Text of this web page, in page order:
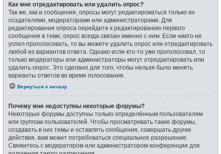
Как мне отредактировать или удалить опрос?
Так же, как и сообщения, опросы могут редактироваться только их
создателями, модераторами или администраторами. Для
редактирования опроса перейдите к редактированию первого
сообщения в теме; опрос всегда связан именно с ним. Если никто не
успел проголосовать, то вы можете удалить опрос или отредактировать
любой из вариантов ответа. Однако если кто-то уже проголосовал, то
только модераторы или администраторы могут отредактировать или
удалить опрос. Это сделано для того, чтобы нельзя было менять
варианты ответов во время голосования.
Вернуться к началу
Почему мне недоступны некоторые форумы?
Некоторые форумы доступны только определённым пользователям
или группам пользователей. Чтобы просматривать такие форумы,
создавать в них темы и оставлять сообщения, совершать другие
действия, вам может потребоваться специальное разрешение.
Свяжитесь с модератором или администратором конференции для